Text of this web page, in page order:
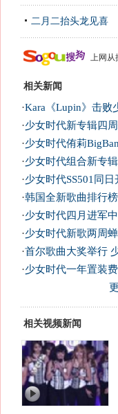
二月二抬头龙见喜
上网从
相关新闻
·Kara《Lupin》击败
·少女时代新专辑四
·少女时代侑莉
·少女时代组合新专
·少女时代SS501同
·韩国全新歌曲排行
·少女时代四月进军
·少女时代新歌两周
·首尔歌曲大奖举行
·少女时代一年置装
相关视频新闻